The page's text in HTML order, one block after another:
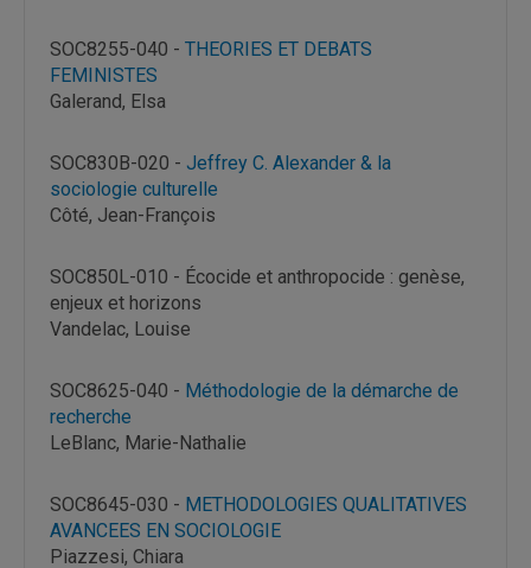
SOC8255-040 - THEORIES ET DEBATS
FEMINISTES
Galerand, Elsa
SOC830B-020 - Jeffrey C. Alexander & la
sociologie culturelle
Côté, Jean-François
SOC850L-010 - Écocide et anthropocide : genèse,
enjeux et horizons
Vandelac, Louise
SOC8625-040 - Méthodologie de la démarche de
recherche
LeBlanc, Marie-Nathalie
SOC8645-030 - METHODOLOGIES QUALITATIVES
AVANCEES EN SOCIOLOGIE
Piazzesi, Chiara